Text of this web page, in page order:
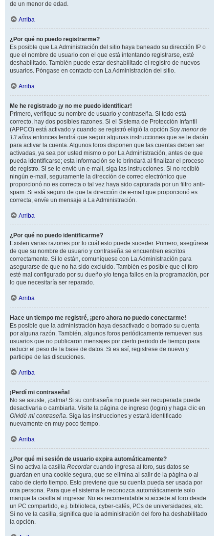
de un menor de edad.
Arriba
¿Por qué no puedo registrarme?
Es posible que La Administración del sitio haya baneado su dirección IP o
que el nombre de usuario con el que está intentando registrarse, esté
deshabilitado. También puede estar deshabilitado el registro de nuevos
usuarios. Póngase en contacto con La Administración del sitio.
Arriba
Me he registrado ¡y no me puedo identificar!
Primero, verifique su nombre de usuario y contraseña. Si todo está
correcto, hay dos posibles razones. Si el Sistema de Protección Infantil
(APPCO) está activado y cuando se registró eligió la opción Soy menor de
13 años entonces tendrá que seguir algunas instrucciones que se le darán
para activar la cuenta. Algunos foros disponen que las cuentas deben ser
activadas, ya sea por usted mismo o por La Administración, antes de que
pueda identificarse; esta información se le brindará al finalizar el proceso
de registro. Si se le envió un e-mail, siga las instrucciones. Si no recibió
ningún e-mail, seguramente la dirección de correo electrónico que
proporcionó no es correcta o tal vez haya sido capturada por un filtro anti-
spam. Si está seguro de que la dirección de e-mail que proporcionó es
correcta, envíe un mensaje a La Administración.
Arriba
¿Por qué no puedo identificarme?
Existen varias razones por lo cuál esto puede suceder. Primero, asegúrese
de que su nombre de usuario y contraseña se encuentren escritos
correctamente. Si lo están, comuníquese con La Administración para
asegurarse de que no ha sido excluido. También es posible que el foro
esté mal configurado por su dueño y/o tenga fallos en la programación, por
lo que necesitaría ser reparado.
Arriba
Hace un tiempo me registré, ¡pero ahora no puedo conectarme!
Es posible que la administración haya desactivado o borrado su cuenta
por alguna razón. También, algunos foros periódicamente remueven sus
usuarios que no publicaron mensajes por cierto periodo de tiempo para
reducir el peso de la base de datos. Si es así, registrese de nuevo y
participe de las discuciones.
Arriba
¡Perdí mi contraseña!
No se asuste, ¡calma! Si su contraseña no puede ser recuperada puede
desactivarla o cambiarla. Visite la página de ingreso (login) y haga clic en
Olvidé mi contraseña. Siga las instrucciones y estará identificado
nuevamente en muy poco tiempo.
Arriba
¿Por qué mi sesión de usuario expira automáticamente?
Si no activa la casilla Recordarcuando ingresa al foro, sus datos se
guardan en una cookie segura, que se elimina al salir de la página o al
cabo de cierto tiempo. Esto previene que su cuenta pueda ser usada por
otra persona. Para que el sistema le reconozca automáticamente solo
marque la casilla al ingresar. No es recomendable si accede al foro desde
un PC compartido, e.j. biblioteca, cyber-cafés, PCs de universidades, etc.
Si no ve la casilla, significa que la administración del foro ha deshabilitado
la opción.